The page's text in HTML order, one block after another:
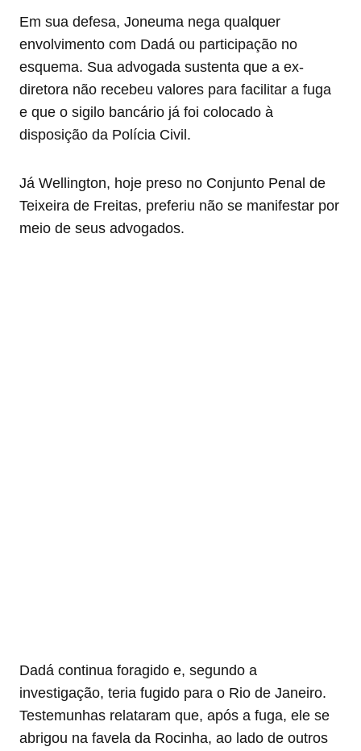
Em sua defesa, Joneuma nega qualquer
envolvimento com Dadá ou participação no
esquema. Sua advogada sustenta que a ex-
diretora não recebeu valores para facilitar a fuga
e que o sigilo bancário já foi colocado à
disposição da Polícia Civil.
Já Wellington, hoje preso no Conjunto Penal de
Teixeira de Freitas, preferiu não se manifestar por
meio de seus advogados.
Dadá continua foragido e, segundo a
investigação, teria fugido para o Rio de Janeiro.
Testemunhas relataram que, após a fuga, ele se
abrigou na favela da Rocinha, ao lado de outros